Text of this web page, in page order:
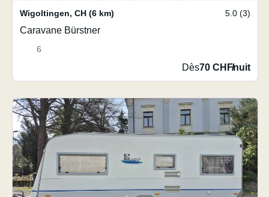
Wigoltingen, CH (6 km) 5.0 (3)
Caravane Bürstner
6
Dès70 CHF/nuit